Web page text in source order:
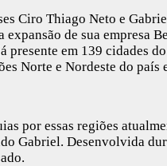
Ciro Thiago Neto e
expansão de sua empresa
em 139 cidades
Norte e Nordeste do país
por essas regiões
Gabriel. Desenvolvida